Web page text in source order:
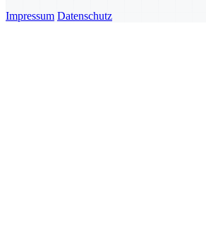
Impressum Datenschutz